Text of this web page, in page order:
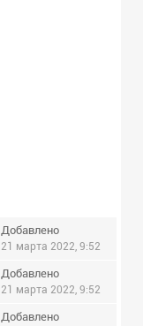
Добавлено
21 марта 2022, 9:52
Добавлено
21 марта 2022, 9:52
Добавлено